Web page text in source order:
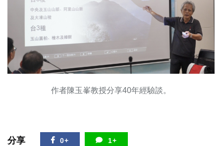
作者陳玉峯教授分享40年經驗談。
分享 0+ 1+